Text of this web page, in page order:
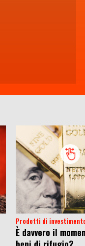
Prodotti di
È davvero il